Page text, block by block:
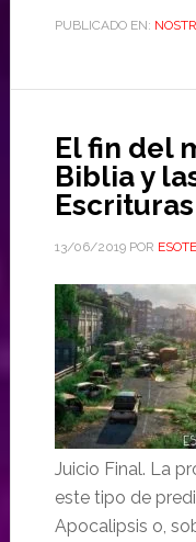
PUBLICADO EN:
El fin del
Biblia y
Escrituras
13/06/2019POR
Juicio Final. La
este tipo de
Apocalipsis o,